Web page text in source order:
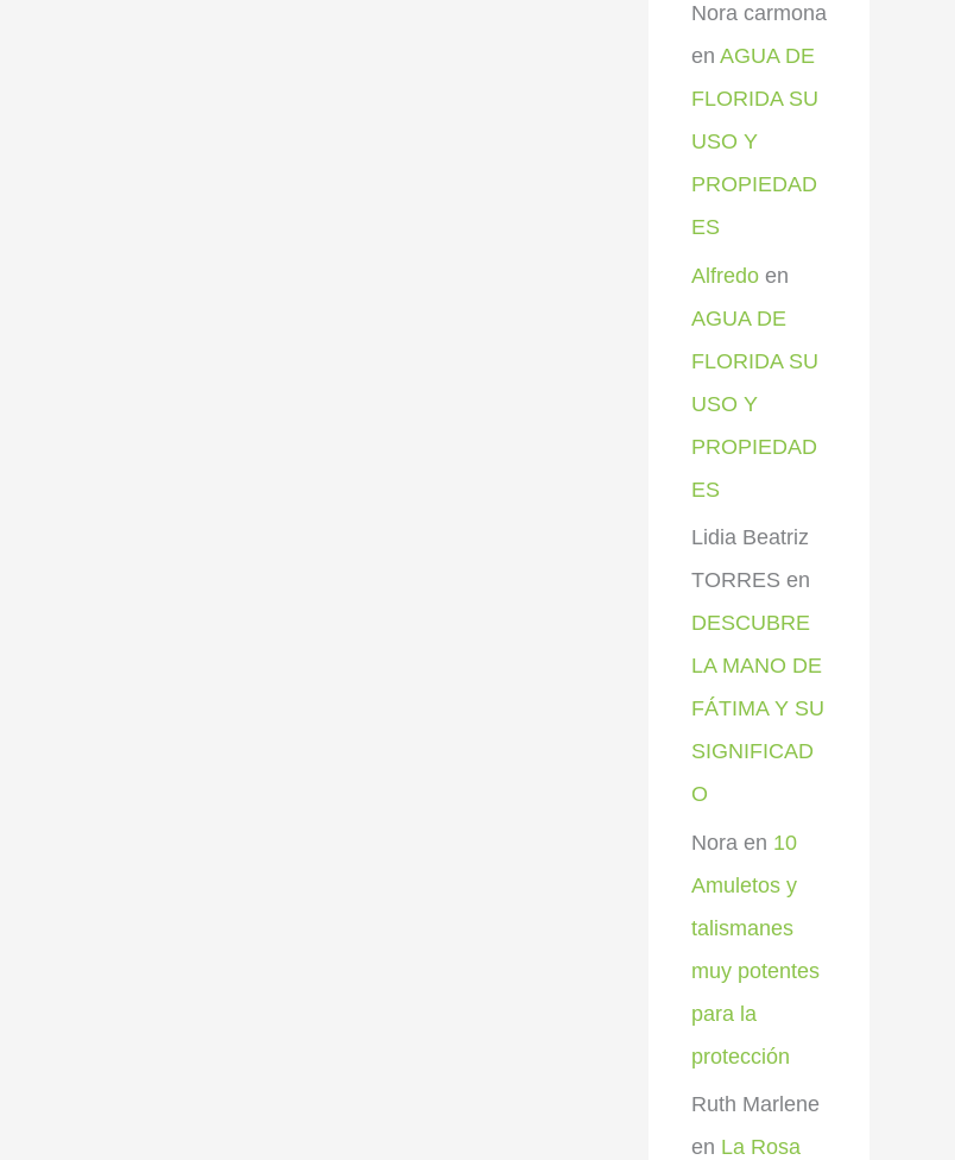
Nora carmona
en AGUA DE
FLORIDA SU
USO Y
PROPIEDAD
ES
Alfredo en
AGUA DE
FLORIDA SU
USO Y
PROPIEDAD
ES
Lidia Beatriz
TORRES en
DESCUBRE
LA MANO DE
FÁTIMA Y SU
SIGNIFICAD
O
Nora en 10
Amuletos y
talismanes
muy potentes
para la
protección
Ruth Marlene
en La Rosa